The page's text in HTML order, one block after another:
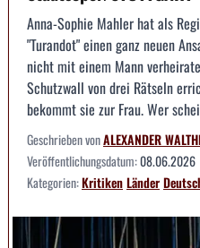
Anna-Sophie Mahler hat als
"Turandot" einen ganz neuen
nicht mit einem Mann
Schutzwall von drei Rätseln
bekommt sie zur Frau. Wer
Geschrieben vonALEXANDER
Veröffentlichungsdatum:08.06.2026
Kategorien:KritikenLänder